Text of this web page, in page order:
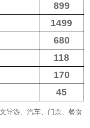
899
1499
680
118
170
45
导游、汽车、门票、餐食